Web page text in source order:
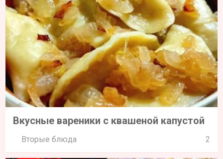
Вкусные вареники с квашеной капустой
Вторые блюда 2